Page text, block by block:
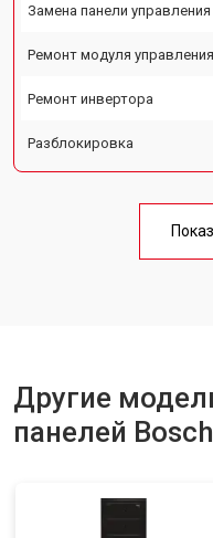
Замена панели управления
Ремонт модуля управления
Ремонт инвертора
Разблокировка
Другие
панелей Bosch